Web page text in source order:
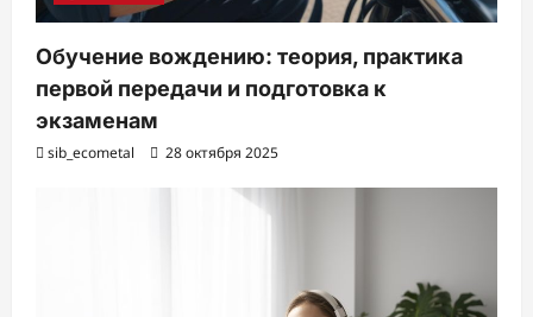
Обучение вождению: теория, практика
первой передачи и подготовка к
экзаменам
sib_ecometal 28 октября 2025